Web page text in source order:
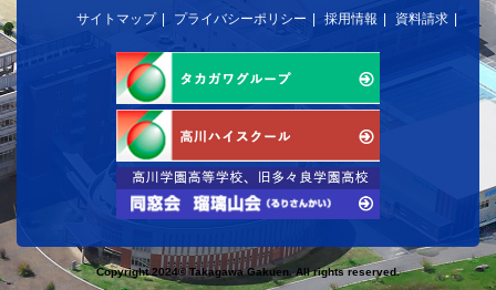
サイトマップ プライバシーポリシー 採用情報 資料請求
Copyright 2024© Takagawa Gakuen. All rights reserved.